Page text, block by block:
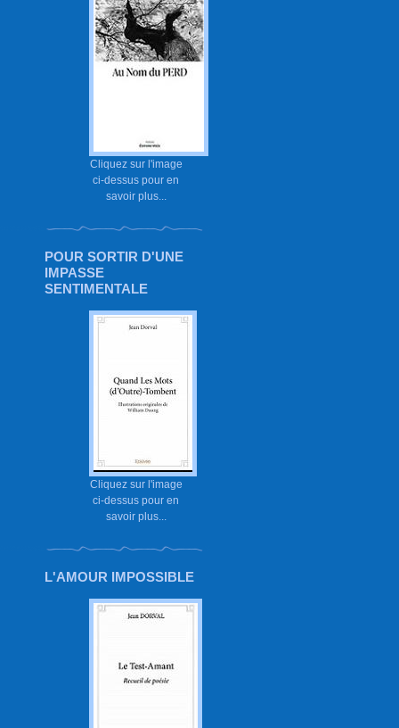
Cliquez sur l'image
ci-dessus pour en
savoir plus...
POUR SORTIR D'UNE
IMPASSE
SENTIMENTALE
Cliquez sur l'image
ci-dessus pour en
savoir plus...
L'AMOUR IMPOSSIBLE